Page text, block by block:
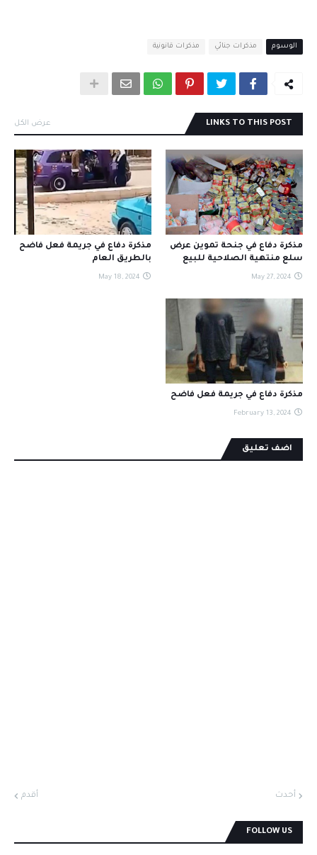
الوسوم مذكرات جنائي مذكرات قانونية
LINKS TO THIS POST عرض الكل
مذكرة دفاع في جنحة تموين عرض
سلع منتهية الصلاحية للبيع
May 27, 2024
مذكرة دفاع في جريمة فعل فاضح
بالطريق العام
May 18, 2024
مذكرة دفاع في جريمة فعل فاضح
February 13, 2024
اضف تعليق
أحدث أقدم
FOLLOW US